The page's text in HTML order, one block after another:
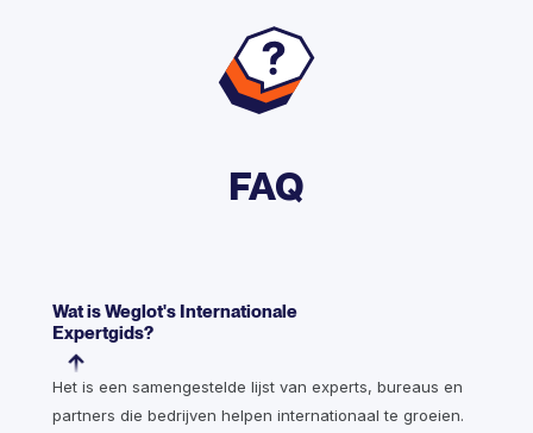
FAQ
Wat is Weglot's Internationale
Expertgids?
Het is een samengestelde lijst van experts, bureaus en
partners die bedrijven helpen internationaal te groeien.